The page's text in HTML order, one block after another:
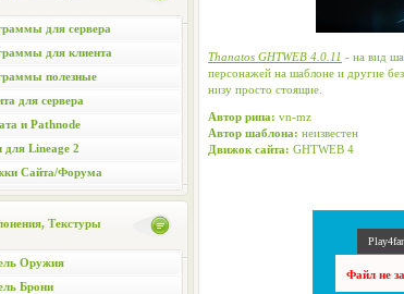
для сервера
для клиента
полезные
для сервера
и Pathnode
для Lineage 2
Сайта/Форума
Текстуры
Оружия
Брони
Thanatos GHTWEB 4.0.11 - на вид
персонажей на шаблоне и другие
низу просто стоящие.
Автор рипа: vn-mz
Автор шаблона: неизвестен
Движок сайта: GHTWEB 4
Файл не